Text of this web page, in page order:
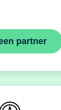
partner